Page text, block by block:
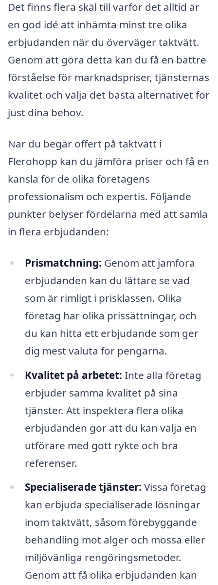
Det finns flera skäl till varför det alltid är
en god idé att inhämta minst tre olika
erbjudanden när du överväger taktvätt.
Genom att göra detta kan du få en bättre
förståelse för marknadspriser, tjänsternas
kvalitet och välja det bästa alternativet för
just dina behov.
När du begär offert på taktvätt i
Flerohopp kan du jämföra priser och få en
känsla för de olika företagens
professionalism och expertis. Följande
punkter belyser fördelarna med att samla
in flera erbjudanden:
Prismatchning: Genom att jämföra
erbjudanden kan du lättare se vad
som är rimligt i prisklassen. Olika
företag har olika prissättningar, och
du kan hitta ett erbjudande som ger
dig mest valuta för pengarna.
Kvalitet på arbetet: Inte alla företag
erbjuder samma kvalitet på sina
tjänster. Att inspektera flera olika
erbjudanden gör att du kan välja en
utförare med gott rykte och bra
referenser.
Specialiserade tjänster: Vissa företag
kan erbjuda specialiserade lösningar
inom taktvätt, såsom förebyggande
behandling mot alger och mossa eller
miljövänliga rengöringsmetoder.
Genom att få olika erbjudanden kan